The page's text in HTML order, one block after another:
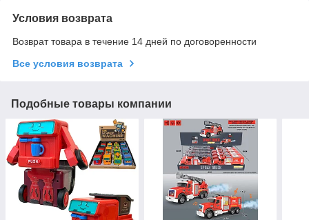
Условия возврата
Возврат товара в течение 14 дней по договоренности
Все условия возврата
Подобные товары компании